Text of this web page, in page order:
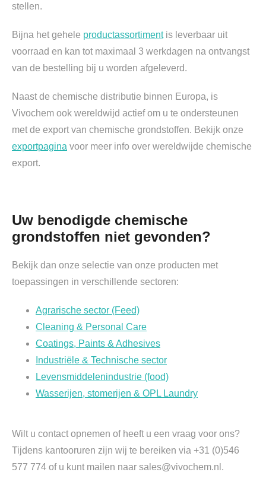
stellen.
Bijna het gehele productassortimentis leverbaar uit
voorraad en kan tot maximaal 3 werkdagen na ontvangst
van de bestelling bij u worden afgeleverd.
Naast de chemische distributie binnen Europa, is
Vivochem ook wereldwijd actief om u te ondersteunen
met de export van chemische grondstoffen. Bekijk onze
exportpagina voor meer info over wereldwijde chemische
export.
Uw benodigde chemische
grondstoffen niet gevonden?
Bekijk dan onze selectie van onze producten met
toepassingen in verschillende sectoren:
Agrarische sector (Feed)
Cleaning & Personal Care
Coatings, Paints & Adhesives
Industriële & Technische sector
Levensmiddelenindustrie (food)
Wasserijen, stomerijen & OPL Laundry
Wilt u contact opnemen of heeft u een vraag voor ons?
Tijdens kantooruren zijn wij te bereiken via +31 (0)546
577 774 of u kunt mailen naar sales@vivochem.nl.